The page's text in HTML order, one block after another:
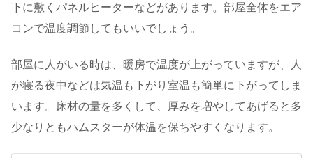
下に敷くパネルヒーターなどがあります。部屋全体をエア
コンで温度調節してもいいでしょう。
部屋に人がいる時は、暖房で温度が上がっていますが、人
が寝る夜中などは気温も下がり室温も簡単に下がってしま
います。床材の量を多くして、厚みを増やしてあげると多
少なりともハムスターが体温を保ちやすくなります。